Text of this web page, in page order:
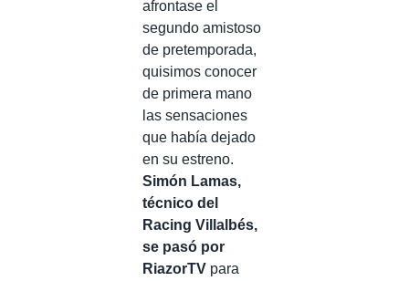
afrontase el
segundo amistoso
de pretemporada,
quisimos conocer
de primera mano
las sensaciones
que había dejado
en su estreno.
Simón Lamas,
técnico del
Racing Villalbés,
se pasó por
RiazorTV para